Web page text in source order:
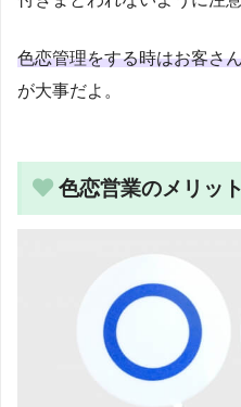
色恋管理をする時はお客さ
が大事だよ。
色恋営業のメリッ